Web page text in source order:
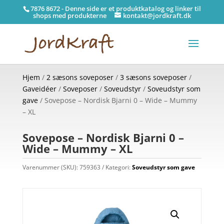
7876 8672 - Denne side er et produktkatalog og linker til
shops med produkterne kontakt@jordkraft.dk
Hjem / 2 sæsons soveposer/ 3 sæsons soveposer/
Gaveidéer/ Soveposer/ Soveudstyr/ Soveudstyr som
gave/ Sovepose – Nordisk Bjarni 0 – Wide – Mummy
– XL
Sovepose – Nordisk Bjarni 0 –
Wide – Mummy – XL
Varenummer (SKU):759363 Kategori:Soveudstyr som gave